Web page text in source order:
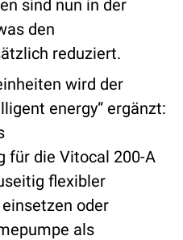
sind nun in der
den
reduziert.
wird der
energy“ ergänzt:
für die Vitocal 200-A
flexibler
oder
als